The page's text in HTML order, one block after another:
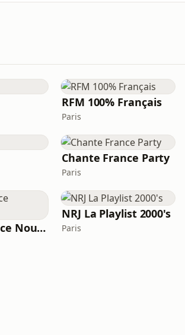
RFM 100% Français
Paris
Chante France Party
Paris
Chante France Nouveautés
NRJ La Playlist 2000's
Paris